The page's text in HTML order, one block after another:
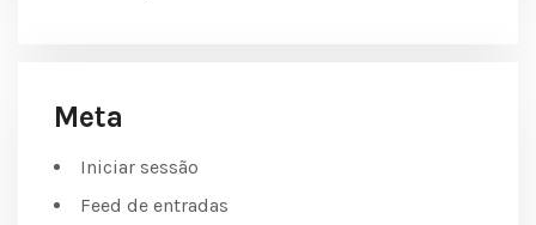
Meta
Iniciar sessão
Feed de entradas